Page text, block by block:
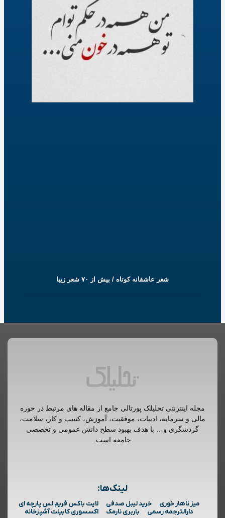
شعر عاشقانه کوتاه / بیش از ۷۰ شعر زیبا
مجله اینترنتی تحلیلک پورتالی جامع از مقاله های مرتبط در حوزه
مالی و سرمایه، ادبیات، موفقیت، آموزش، کسب و کار، سلامت،
گردشگری و… با هدف بهبود سطح دانش عمومی و تخصصی
جامعه است.
لینک‌ها:
میز ناهار خوری خرید لیبل صدفی
لایت باکس فریم لس پارچه ای
دارالترجمه رسمی
باربری نارمک اکسسوری کابینت آشپزخانه